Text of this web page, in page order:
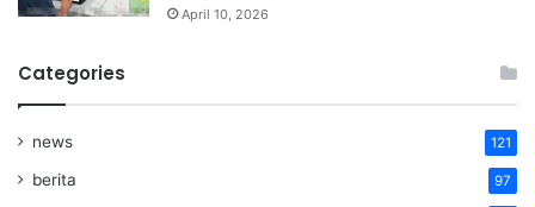
April 10, 2026
Categories
news 121
berita 97